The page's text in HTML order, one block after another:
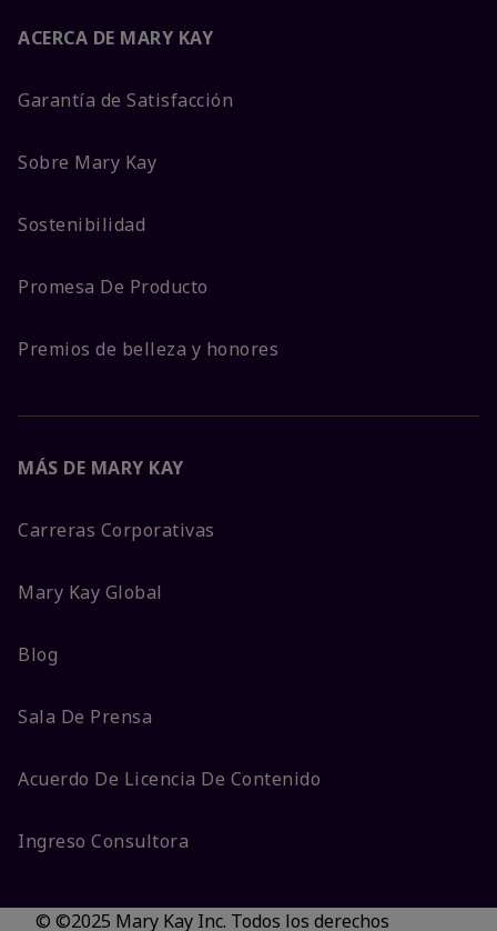
ACERCA DE MARY KAY
Garantía de Satisfacción
Sobre Mary Kay
Sostenibilidad
Promesa De Producto
Premios de belleza y honores
MÁS DE MARY KAY
Carreras Corporativas
Mary Kay Global
Blog
Sala De Prensa
Acuerdo De Licencia De Contenido
Ingreso Consultora
© ©2025 Mary Kay Inc. Todos los derechos